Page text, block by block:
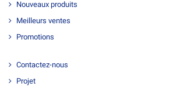
Nouveaux produits
Meilleurs ventes
Promotions
Contactez-nous
Projet